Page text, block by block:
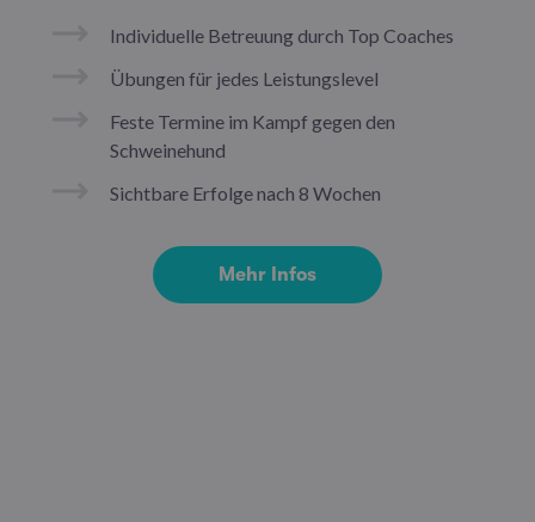
Individuelle Betreuung durch Top Coaches
Übungen für jedes Leistungslevel
Feste Termine im Kampf gegen den
Schweinehund
Sichtbare Erfolge nach 8 Wochen
Mehr Infos